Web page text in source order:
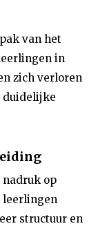
van het
in
zich verloren
duidelijke
op
leerlingen
structuur en